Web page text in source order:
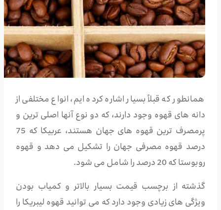
همانطور که قبلاً بسیار اشاره کرده ایم، انواع مختلفی از
دانه های قهوه وجود دارند، که دو نوع آنها اصلی ترین و
پرمصرف ترین قهوه های جهان هستند، عربیکا که 75
درصد قهوه مصرفی جهان را تشکیل می دهد و قهوه
روبوستا که 20 درصد را شامل می شود.
گذشته از برچسب قیمت بسیار بالاتر و کمیاب بودن
ویژگی های زیادی وجود دارد که می توانید قهوه لیبریکا را